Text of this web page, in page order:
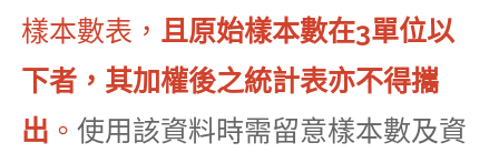
樣本數表， 且原始樣本數在3單位以
下者，其加權後之統計表亦不得攜
出 。 使用該資料時需留意樣本數及資